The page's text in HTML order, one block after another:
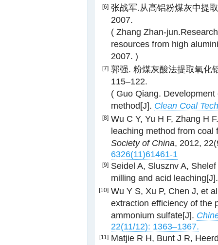
[6] 张战军.从高铝粉煤灰中提
2007.
( Zhang Zhan-
resources from high
2007. )
[7] 郭强. 粉煤灰酸法提取氧化
115–122.
( Guo Qiang.
method[J]. Clean Coal
[8] Wu C Y, Yu H F, Zhang H
leaching method from
Society of China, 2012,
6326(11)61461-1
[9] Seidel A, Slusznv A,
milling and acid
[10] Wu Y S, Xu P, Chen J, et
extraction efficiency of the
ammonium sulfate[J].
22(11/12): 1363–1367.
[11] Matjie R H, Bunt J R,